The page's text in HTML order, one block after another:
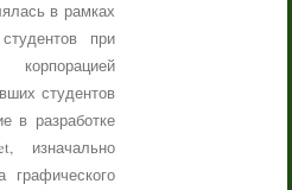
в рамках
при
корпорацией
студентов
в разработке
изначально
графического